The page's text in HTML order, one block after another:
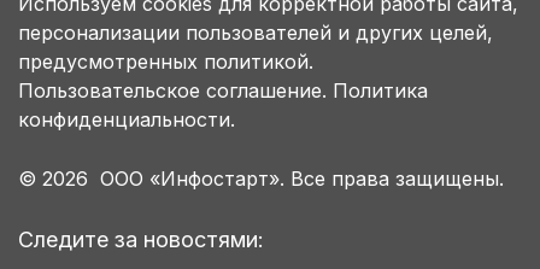
персонализации пользователей и других целей,
предусмотренных политикой.
Пользовательское соглашение. Политика
конфиденциальности.
© 2026 ООО «Инфостарт». Все права защищены.
Следите за новостями: